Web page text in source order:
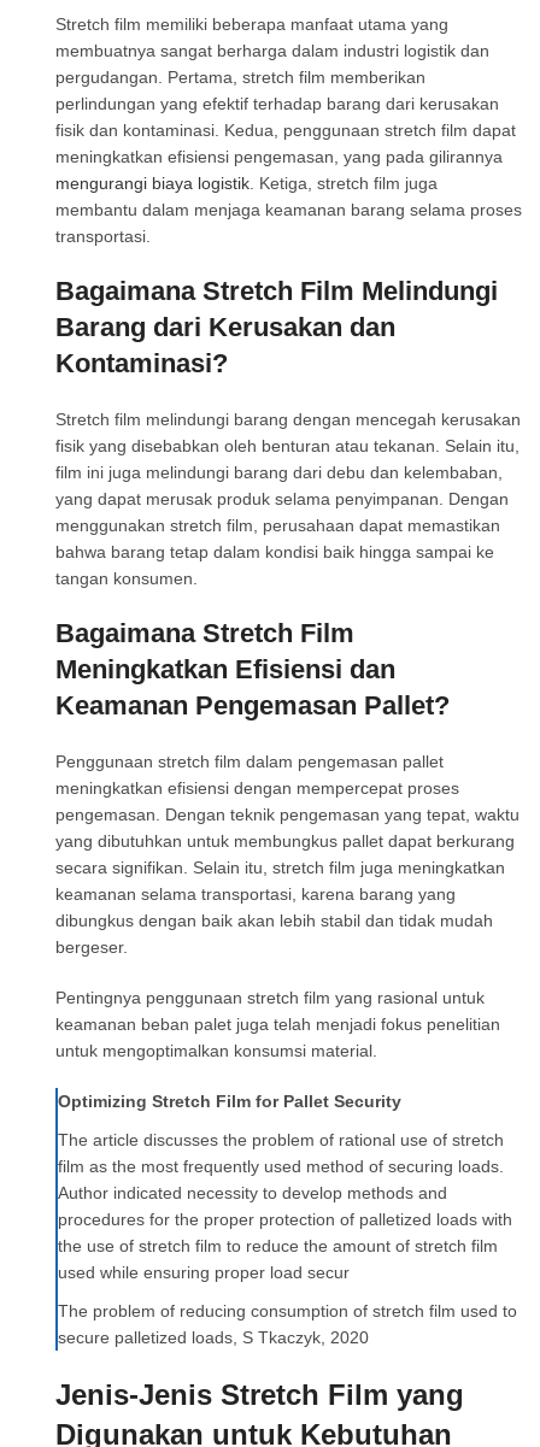
Stretch film memiliki beberapa manfaat utama yang
membuatnya sangat berharga dalam industri logistik dan
pergudangan. Pertama, stretch film memberikan
perlindungan yang efektif terhadap barang dari kerusakan
fisik dan kontaminasi. Kedua, penggunaan stretch film dapat
meningkatkan efisiensi pengemasan, yang pada gilirannya
mengurangi biaya logistik . Ketiga, stretch film juga
membantu dalam menjaga keamanan barang selama proses
transportasi.
Bagaimana Stretch Film Melindungi
Barang dari Kerusakan dan
Kontaminasi?
Stretch film melindungi barang dengan mencegah kerusakan
fisik yang disebabkan oleh benturan atau tekanan. Selain itu,
film ini juga melindungi barang dari debu dan kelembaban,
yang dapat merusak produk selama penyimpanan. Dengan
menggunakan stretch film, perusahaan dapat memastikan
bahwa barang tetap dalam kondisi baik hingga sampai ke
tangan konsumen.
Bagaimana Stretch Film
Meningkatkan Efisiensi dan
Keamanan Pengemasan Pallet?
Penggunaan stretch film dalam pengemasan pallet
meningkatkan efisiensi dengan mempercepat proses
pengemasan. Dengan teknik pengemasan yang tepat, waktu
yang dibutuhkan untuk membungkus pallet dapat berkurang
secara signifikan. Selain itu, stretch film juga meningkatkan
keamanan selama transportasi, karena barang yang
dibungkus dengan baik akan lebih stabil dan tidak mudah
bergeser.
Pentingnya penggunaan stretch film yang rasional untuk
keamanan beban palet juga telah menjadi fokus penelitian
untuk mengoptimalkan konsumsi material.
Optimizing Stretch Film for Pallet Security
The article discusses the problem of rational use of stretch
film as the most frequently used method of securing loads.
Author indicated necessity to develop methods and
procedures for the proper protection of palletized loads with
the use of stretch film to reduce the amount of stretch film
used while ensuring proper load secur
The problem of reducing consumption of stretch film used to
secure palletized loads, S Tkaczyk, 2020
Jenis-Jenis Stretch Film yang
Digunakan untuk Kebutuhan